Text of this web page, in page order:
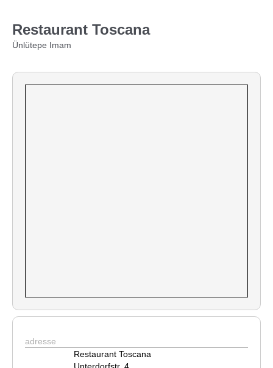
Restaurant Toscana
Ünlütepe Imam
adresse
Restaurant Toscana